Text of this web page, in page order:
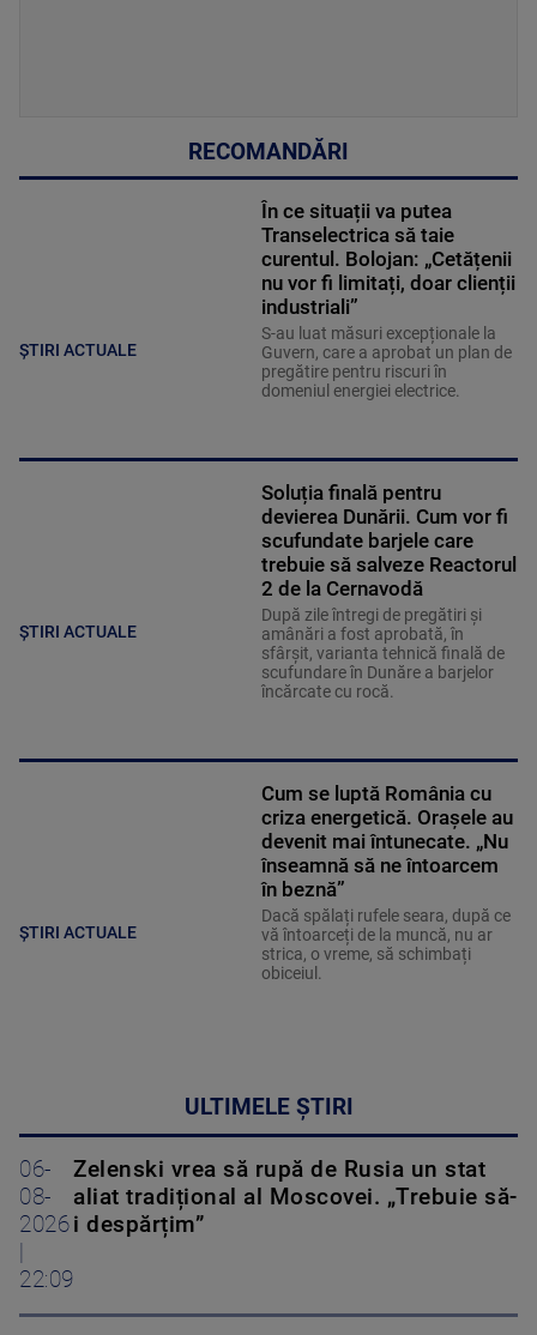
RECOMANDĂRI
ȘTIRI ACTUALE
În ce situații va putea
Transelectrica să taie
curentul. Bolojan: „Cetățenii
nu vor fi limitați, doar clienții
industriali”
S-au luat măsuri excepționale la
Guvern, care a aprobat un plan de
pregătire pentru riscuri în
domeniul energiei electrice.
ȘTIRI ACTUALE
Soluția finală pentru
devierea Dunării. Cum vor fi
scufundate barjele care
trebuie să salveze Reactorul
2 de la Cernavodă
După zile întregi de pregătiri și
amânări a fost aprobată, în
sfârșit, varianta tehnică finală de
scufundare în Dunăre a barjelor
încărcate cu rocă.
ȘTIRI ACTUALE
Cum se luptă România cu
criza energetică. Orașele au
devenit mai întunecate. „Nu
înseamnă să ne întoarcem
în beznă”
Dacă spălați rufele seara, după ce
vă întoarceți de la muncă, nu ar
strica, o vreme, să schimbați
obiceiul.
ULTIMELE ȘTIRI
06-
08-
2026
22:09
Zelenski vrea să rupă de Rusia un stat
aliat tradițional al Moscovei. „Trebuie să-
i despărțim”